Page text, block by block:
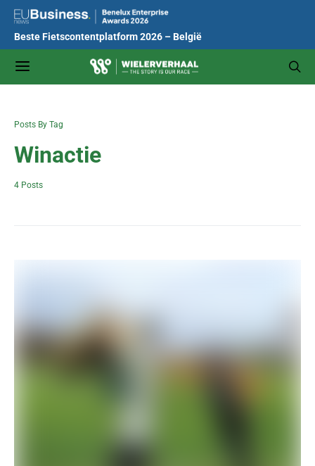
Beste Fietscontentplatform 2026 – België
Posts By Tag
Winactie
4 Posts